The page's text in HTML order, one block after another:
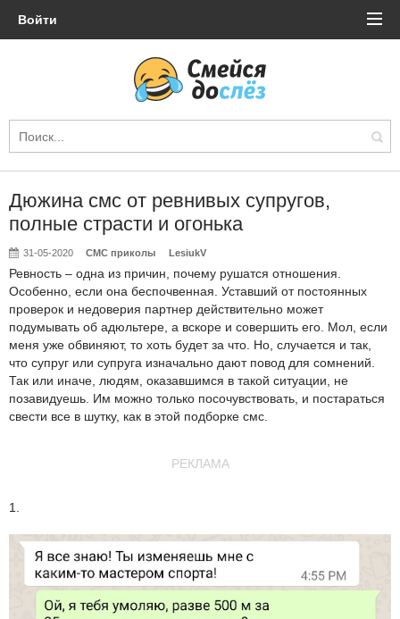
Войти
Дюжина смс от ревнивых супругов,
полные страсти и огонька
31-05-2020 СМС приколы LesiukV
Ревность – одна из причин, почему рушатся отношения.
Особенно, если она беспочвенная. Уставший от постоянных
проверок и недоверия партнер действительно может
подумывать об адюльтере, а вскоре и совершить его. Мол, если
меня уже обвиняют, то хоть будет за что. Но, случается и так,
что супруг или супруга изначально дают повод для сомнений.
Так или иначе, людям, оказавшимся в такой ситуации, не
позавидуешь. Им можно только посочувствовать, и постараться
свести все в шутку, как в этой подборке смс.
РЕКЛАМА
1.